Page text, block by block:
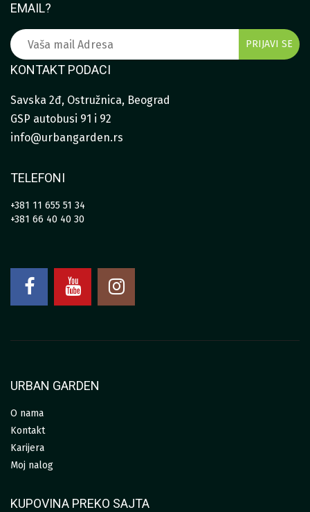
EMAIL?
KONTAKT PODACI
Savska 2đ, Ostružnica, Beograd
GSP autobusi 91 i 92
info@urbangarden.rs
TELEFONI
+381 11 655 51 34
+381 66 40 40 30
URBAN GARDEN
O nama
Kontakt
Karijera
Moj nalog
KUPOVINA PREKO SAJTA